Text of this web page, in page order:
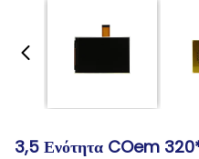
3,5 Ενότητα COem